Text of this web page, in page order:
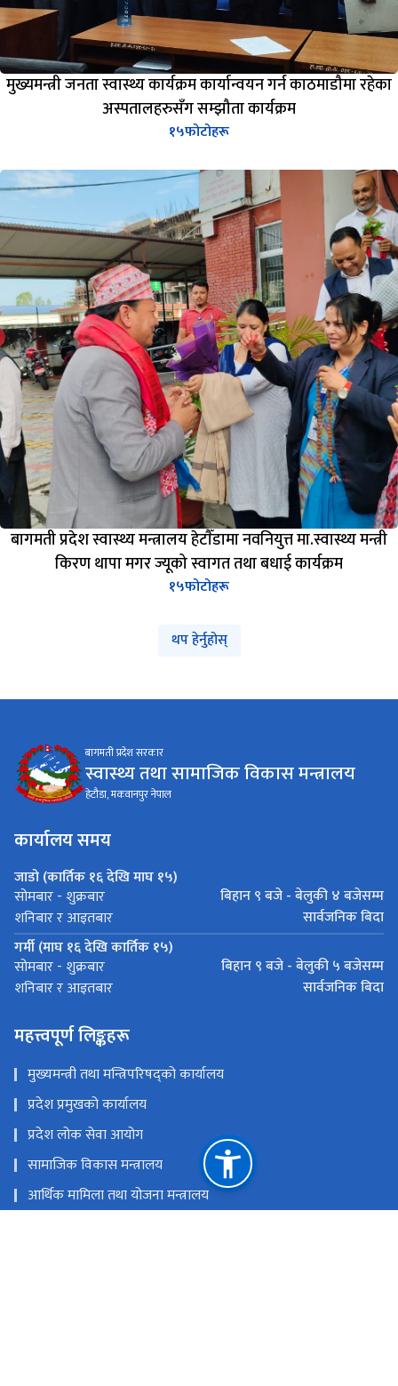
मुख्यमन्त्री जनता स्वास्थ्य कार्यक्रम कार्यान्वयन गर्न काठमाडौमा रहेका
अस्पतालहरुसँग सम्झौता कार्यक्रम
१५फोटोहरू
बागमती प्रदेश स्वास्थ्य मन्त्रालय हेटाैँडामा नवनियुत्त मा.स्वास्थ्य मन्त्री
किरण थापा मगर ज्यूको स्वागत तथा बधाई कार्यक्रम
१५फोटोहरू
थप हेर्नुहोस्
बागमती प्रदेश सरकार
स्वास्थ्य तथा सामाजिक विकास मन्त्रालय
हेटौडा, मकवानपुर नेपाल
कार्यालय समय
जाडो (कार्तिक १६ देखि माघ १५)
सोमबार - शुक्रबार
बिहान ९ बजे - बेलुकी ४ बजेसम्म
शनिबार र आइतबार
सार्वजनिक बिदा
गर्मी (माघ १६ देखि कार्तिक १५)
सोमबार - शुक्रबार
बिहान ९ बजे - बेलुकी ५ बजेसम्म
शनिबार र आइतबार
सार्वजनिक बिदा
महत्त्वपूर्ण लिङ्कहरू
मुख्यमन्त्री तथा मन्त्रिपरिषद्को कार्यालय
प्रदेश प्रमुखको कार्यालय
प्रदेश लोक सेवा आयोग
सामाजिक विकास मन्त्रालय
आर्थिक मामिला तथा योजना मन्त्रालय